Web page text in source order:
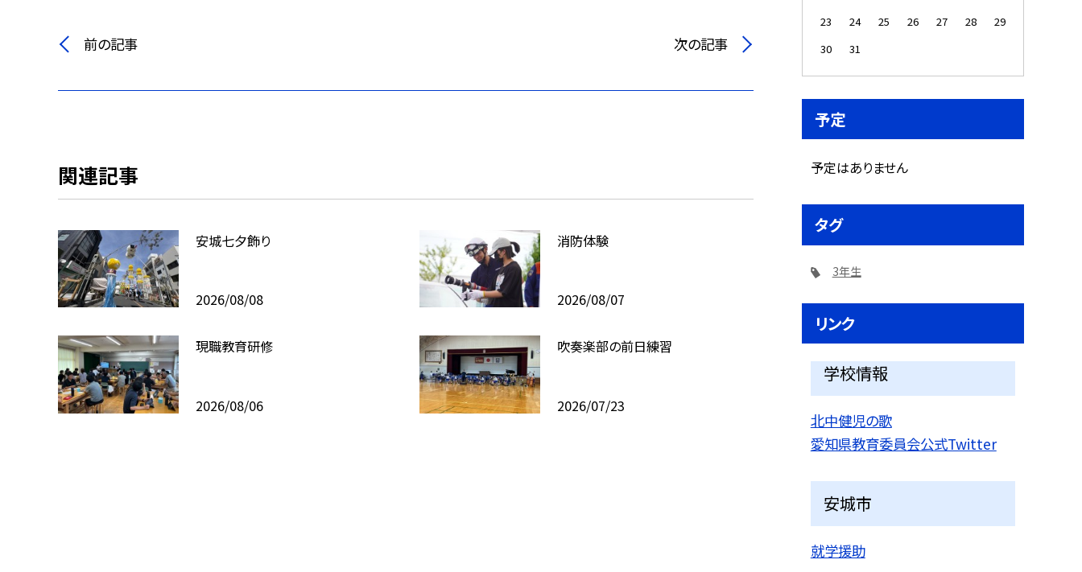
前の記事 次の記事
関連記事
安城七夕飾り
2026/08/08
消防体験
2026/08/07
現職教育研修
2026/08/06
吹奏楽部の前日練習
2026/07/23
23
24 25 26 27 28
29
30
31
予定
予定はありません
タグ
3年生
リンク
学校情報
北中健児の歌
愛知県教育委員会公式Twitter
安城市
就学援助